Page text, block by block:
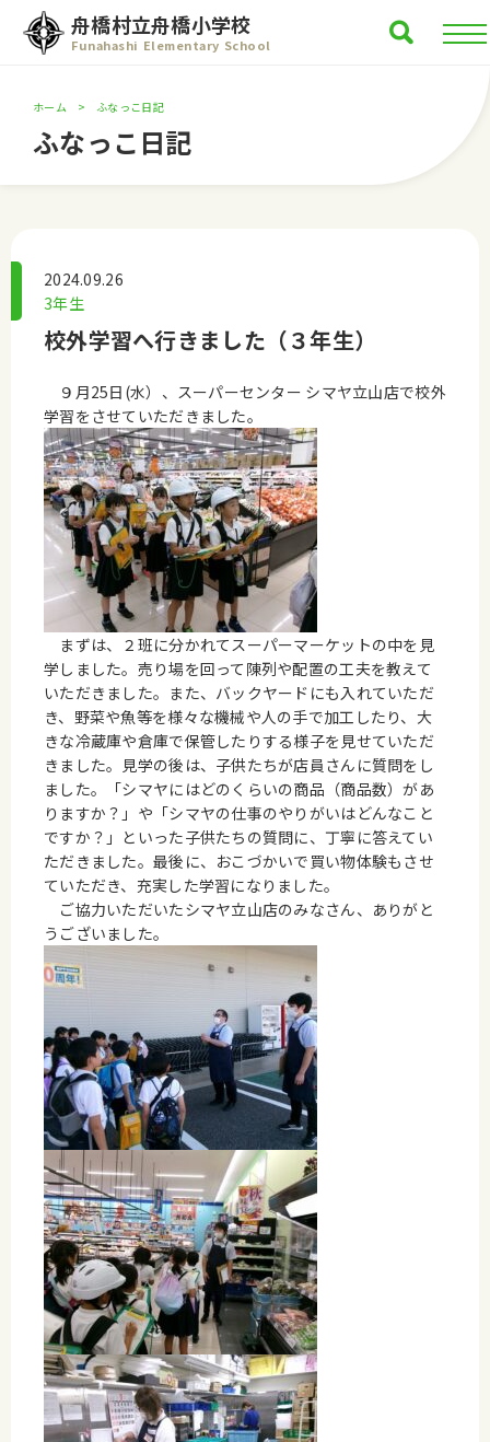
舟橋村立舟橋小学校
Funahashi Elementary School
ホーム ふなっこ日記
ふなっこ日記
2024.09.26
3年生
校外学習へ行きました（３年生）
９月25日(水）、スーパーセンター シマヤ立山店で校外
学習をさせていただきました。
まずは、２班に分かれてスーパーマーケットの中を見
学しました。売り場を回って陳列や配置の工夫を教えて
いただきました。また、バックヤードにも入れていただ
き、野菜や魚等を様々な機械や人の手で加工したり、大
きな冷蔵庫や倉庫で保管したりする様子を見せていただ
きました。見学の後は、子供たちが店員さんに質問をし
ました。「シマヤにはどのくらいの商品（商品数）があ
りますか？」や「シマヤの仕事のやりがいはどんなこと
ですか？」といった子供たちの質問に、丁寧に答えてい
ただきました。最後に、おこづかいで買い物体験もさせ
ていただき、充実した学習になりました。
ご協力いただいたシマヤ立山店のみなさん、ありがと
うございました。